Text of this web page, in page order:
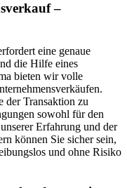
–
eine genaue
die Hilfe eines
bieten wir volle
der Transaktion zu
sowohl für den
Erfahrung und der
können Sie sicher sein,
und ohne Risiko